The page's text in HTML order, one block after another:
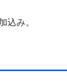
込み。